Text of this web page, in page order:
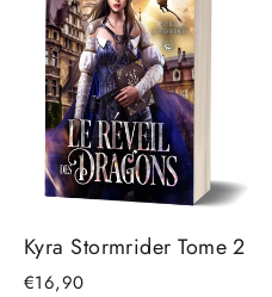
Kyra Stormrider Tome 2
€16,90